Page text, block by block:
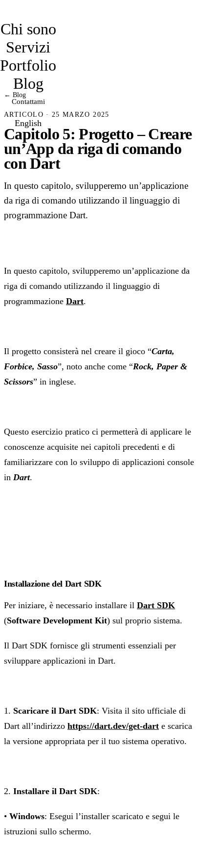
Chi sono
Servizi
Portfolio
Blog
Contattami
English
← Blog
ARTICOLO · 25 MARZO 2025
Capitolo 5: Progetto – Creare
un’App da riga di comando
con Dart
In questo capitolo, svilupperemo un’applicazione
da riga di comando utilizzando il linguaggio di
programmazione Dart.
In questo capitolo, svilupperemo un’applicazione da
riga di comando utilizzando il linguaggio di
programmazione Dart.
Il progetto consisterà nel creare il gioco “Carta,
Forbice, Sasso”, noto anche come “Rock, Paper &
Scissors” in inglese.
Questo esercizio pratico ci permetterà di applicare le
conoscenze acquisite nei capitoli precedenti e di
familiarizzare con lo sviluppo di applicazioni console
in Dart.
Installazione del Dart SDK
Per iniziare, è necessario installare il Dart SDK
(Software Development Kit) sul proprio sistema.
Il Dart SDK fornisce gli strumenti essenziali per
sviluppare applicazioni in Dart.
1. Scaricare il Dart SDK: Visita il sito ufficiale di
Dart all’indirizzo https://dart.dev/get-dart e scarica
la versione appropriata per il tuo sistema operativo.
2. Installare il Dart SDK:
• Windows: Esegui l’installer scaricato e segui le
istruzioni sullo schermo.